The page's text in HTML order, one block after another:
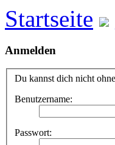
Startseite
Anmelden
Du kannst dich nicht
Benutzername:
Passwort: